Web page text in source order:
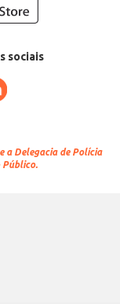
sociais
a Delegacia de Polícia
Público.